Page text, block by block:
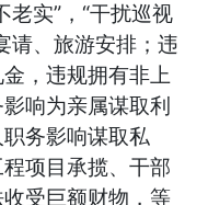
实”，“干扰巡视
请、旅游安排；违
，违规拥有非上
响为亲属谋取利
务影响谋取私
项目承揽、干部
受巨额财物，等